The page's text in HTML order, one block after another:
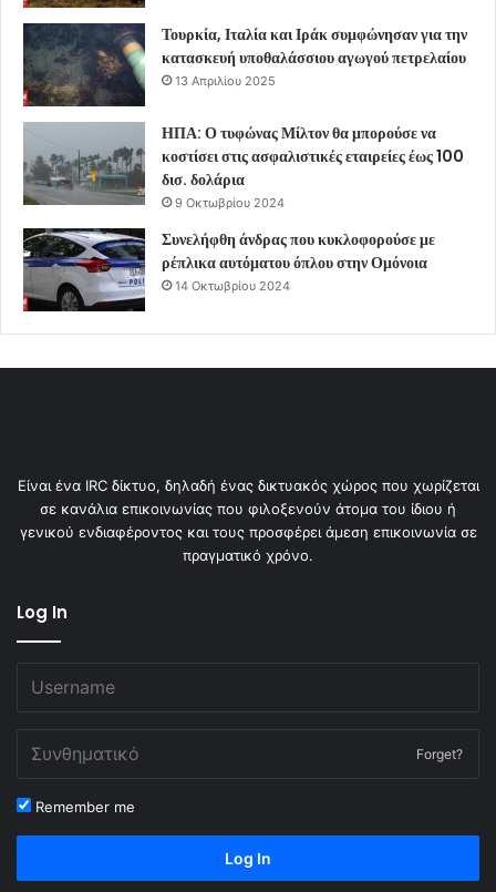
Τουρκία, Ιταλία και Ιράκ συμφώνησαν για την
κατασκευή υποθαλάσσιου αγωγού πετρελαίου
13 Απριλίου 2025
ΗΠΑ: Ο τυφώνας Μίλτον θα μπορούσε να
κοστίσει στις ασφαλιστικές εταιρείες έως 100
δισ. δολάρια
9 Οκτωβρίου 2024
Συνελήφθη άνδρας που κυκλοφορούσε με
ρέπλικα αυτόματου όπλου στην Ομόνοια
14 Οκτωβρίου 2024
Είναι ένα IRC δίκτυο, δηλαδή ένας δικτυακός χώρος που χωρίζεται
σε κανάλια επικοινωνίας που φιλοξενούν άτομα του ίδιου ή
γενικού ενδιαφέροντος και τους προσφέρει άμεση επικοινωνία σε
πραγματικό χρόνο.
Log In
Forget?
Remember me
Log In